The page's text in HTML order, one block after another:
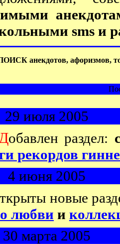
sms и
анекдотов, афоризмов,
29 июля 2005
Добавлен раздел:
рекордов
4 июня 2005
ткрыты новые
любви и
30 марта 2005